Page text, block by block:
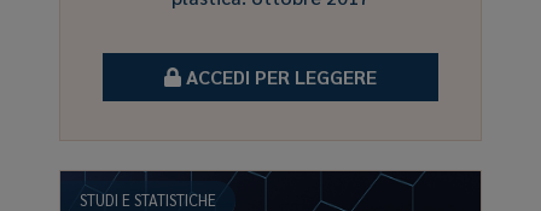
ACCEDI PER LEGGERE
STUDI E STATISTICHE